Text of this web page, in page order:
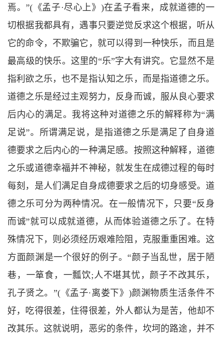
焉。”( 《孟子·尽心上》 )在孟子看来，成就道德的一
切根据我都具有，遇事只要逆觉反求这个根据，听从
它的命令，不欺骗它，就可以得到一种快乐，而且是
最高级的快乐。这里的“乐”字大有讲究。它显然不是
指利欲之乐，也不是指认知之乐，而是指道德之乐。
道德之乐是经过主观努力，反身而诚，服从良心要求
后内心的满足。我将这种对道德之乐的解释称为“满
足说”。所谓满足说，是指道德之乐是满足了自身道
德要求之后内心的一种满足感。按照这种解释，道德
之乐或道德幸福并不神秘，就发生在成德过程的每时
每刻，是人们满足自身成德要求之后的切身感受。道
德之乐可分为两种情况。在一般情况下，只要“反身
而诚”就可以成就道德，从而体验道德之乐了。在特
殊情况下，则必须经历艰难险阻，克服重重困难。这
方面颜渊是一个很好的例子。 “颜子当乱世，居于陋
巷，一箪食，一瓢饮;人不堪其忧，颜子不改其乐，
孔子贤之。”( 《孟子· 离娄下》 )颜渊物质生活条件不
好，吃得很差，住得很差，外人都认为是苦，他却不
改其乐。这就说明，恶劣的条件，坎坷的路途，并不